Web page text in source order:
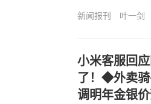
新闻报刊 叶一剑
小米客服回
了！◆外卖
调明年金银